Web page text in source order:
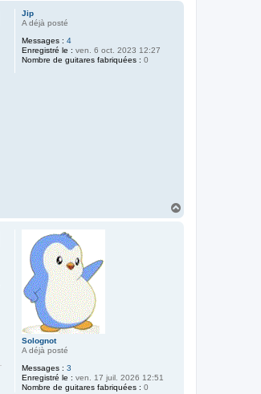
Jip
A déjà posté
Messages : 4
Enregistré le : ven. 6 oct. 2023 12:27
Nombre de guitares fabriquées : 0
Solognot
A déjà posté
Messages : 3
Enregistré le : ven. 17 juil. 2026 12:51
Nombre de guitares fabriquées : 0